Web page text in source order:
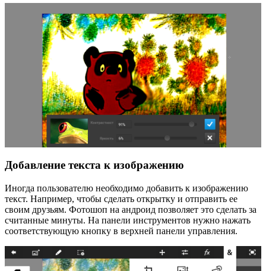
Добавление текста к изображению
Иногда пользователю необходимо добавить к изображению
текст. Например, чтобы сделать открытку и отправить ее
своим друзьям. Фотошоп на андроид позволяет это сделать за
считанные минуты. На панели инструментов нужно нажать
соответствующую кнопку в верхней панели управления.